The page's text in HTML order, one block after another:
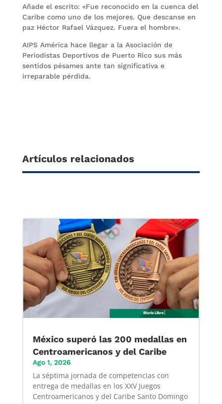
Añade el escrito: «Fue reconocido en la cuenca del
Caribe como uno de los mejores. Que descanse en
paz Héctor Rafael Vázquez. Fuera el hombre».
AIPS América hace llegar a la Asociación de
Periodistas Deportivos de Puerto Rico sus más
sentidos pésames ante tan significativa e
irreparable pérdida.
Artículos relacionados
México superó las 200 medallas en
Centroamericanos y del Caribe
Ago 1, 2026
La séptima jornada de competencias con
entrega de medallas en los XXV Juegos
Centroamericanos y del Caribe Santo Domingo